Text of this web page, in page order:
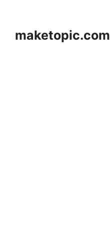
maketopic.com